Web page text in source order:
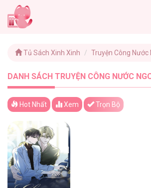
Tủ Sách Xinh Xinh Truyện Công Nước
DANH SÁCH TRUYỆN CÔNG NƯỚC NGOÀI MỚI NHẤT -
Hot Nhất Xem Trọn Bộ